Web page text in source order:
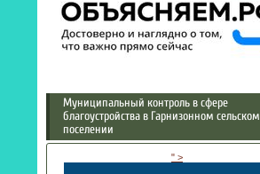
Муниципальный контроль в сфере
благоустройства в Гарнизонном сельском
поселении
" >